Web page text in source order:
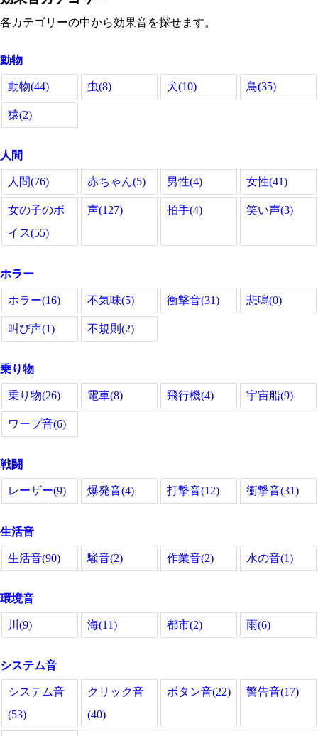
各カテゴリーの中から効果音を探せます。
動物
動物(44) 虫(8) 犬(10) 鳥(35)
猿(2)
人間
人間(76) 赤ちゃん(5) 男性(4) 女性(41)
女の子のボ
イス(55)
声(127) 拍手(4) 笑い声(3)
ホラー
ホラー(16) 不気味(5) 衝撃音(31) 悲鳴(0)
叫び声(1) 不規則(2)
乗り物
乗り物(26) 電車(8) 飛行機(4) 宇宙船(9)
ワープ音(6)
戦闘
レーザー(9) 爆発音(4) 打撃音(12) 衝撃音(31)
生活音
生活音(90) 騒音(2) 作業音(2) 水の音(1)
環境音
川(9) 海(11) 都市(2) 雨(6)
システム音
システム音
(53)
クリック音
(40)
ボタン音(22) 警告音(17)